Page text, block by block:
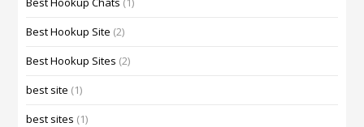
Best Hookup Site (2)
Best Hookup Sites (2)
best site (1)
best sites (1)